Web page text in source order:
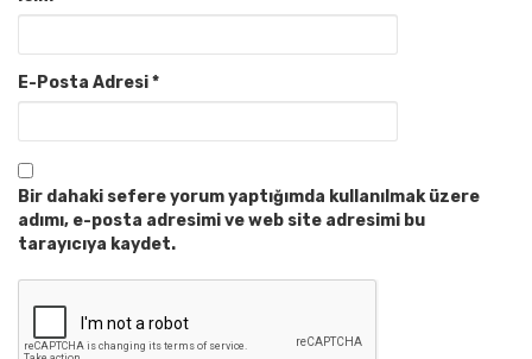
E-Posta Adresi*
Bir dahaki sefere yorum yaptığımda kullanılmak üzere
adımı, e-posta adresimi ve web site adresimi bu
tarayıcıya kaydet.